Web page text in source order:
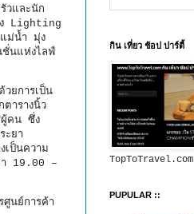
วและนัก
อง Lighting
แม่น้ำ มุ่ง
ชั่นแห่งไลฟ์
ยการเป็น
ารางนิ้ว
ผู้คน ซึ่ง
ะยา
เป็นความ
า 19.00 –
นย์การค้า
กิน เที่ยว ช้อป ปาร์ตี้
TopToTravel.com
PUPULAR ::